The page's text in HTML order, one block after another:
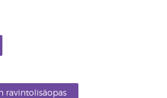
ravintolisäopas